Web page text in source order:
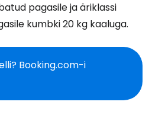
pagasile ja äriklassi
kumbki 20 kg kaaluga.
Booking.com-i